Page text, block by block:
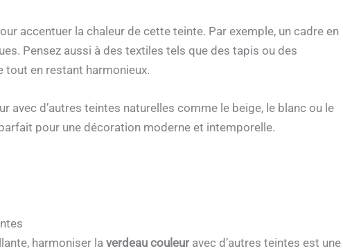
accentuer la chaleur de cette teinte. Par exemple, un cadre en
Pensez aussi à des textiles tels que des tapis ou des
tout en restant harmonieux.
avec d’autres teintes naturelles comme le beige, le blanc ou le
pour une décoration moderne et intemporelle.
harmoniser la verdeau couleuravec d’autres teintes est une